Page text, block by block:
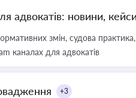
адвокатів: новини,
змін, судова
каналах для адвокатів
+3